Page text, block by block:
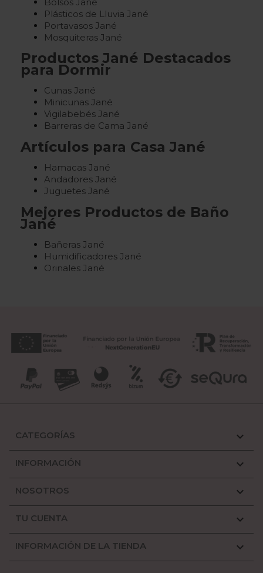
Plásticos de Lluvia Jané
Portavasos Jané
Mosquiteras Jané
Productos Jané Destacados
para Dormir
Cunas Jané
Minicunas Jané
Vigilabebés Jané
Barreras de Cama Jané
Artículos para Casa Jané
Hamacas Jané
Andadores Jané
Juguetes Jané
Mejores Productos de Baño
Jané
Bañeras Jané
Humidificadores Jané
Orinales Jané
CATEGORÍAS 
INFORMACIÓN 
NOSOTROS 
TU CUENTA 
INFORMACIÓN DE LA TIENDA 